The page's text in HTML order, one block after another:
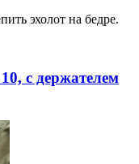
эхолот на бедре.
с держателем